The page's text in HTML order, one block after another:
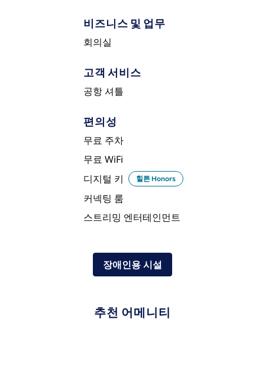
비즈니스 및 업무
회의실
고객 서비스
공항 셔틀
편의성
무료 주차
무료 WiFi
디지털 키
힐튼 Honors
커넥팅 룸
스트리밍 엔터테인먼트
장애인용 시설
추천 어메니티
수영장